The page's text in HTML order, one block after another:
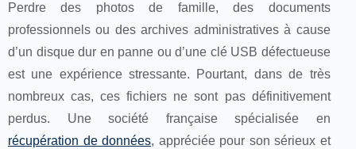
Perdre des photos de famille, des documents
professionnels ou des archives administratives à cause
d’un disque dur en panne ou d’une clé USB défectueuse
est une expérience stressante. Pourtant, dans de très
nombreux cas, ces fichiers ne sont pas définitivement
perdus. Une société française spécialisée en
récupération de données, appréciée pour son sérieux et